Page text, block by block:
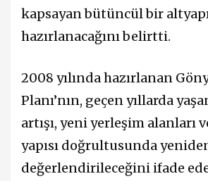
kapsayan bütüncül bir
hazırlanacağını belirtti.
2008 yılında hazırlanan
Planı’nın, geçen yıllarda
artışı, yeni yerleşim alanları
yapısı doğrultusunda
değerlendirileceğini ifade